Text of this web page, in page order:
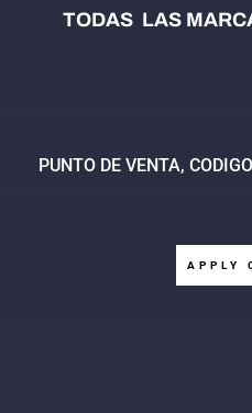
TODAS LAS
PUNTO DE VENTA,
APPLY